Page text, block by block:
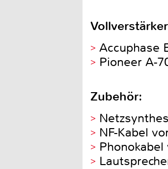
Accuphase
Pioneer A-
Zubehör:
NF-Kabel